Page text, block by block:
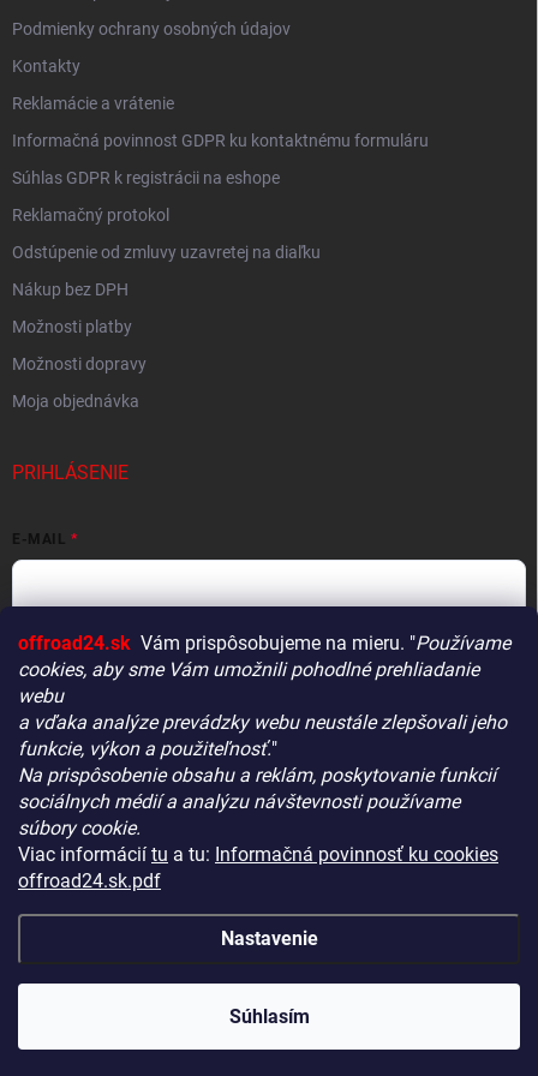
offroad24.sk Vám prispôsobujeme na mieru. "Používame
cookies, aby sme Vám umožnili pohodlné prehliadanie
webu
a vďaka analýze prevádzky webu neustále zlepšovali jeho
funkcie, výkon a použiteľnosť."
Na prispôsobenie obsahu a reklám, poskytovanie funkcií
sociálnych médií a analýzu návštevnosti používame
súbory cookie.
Viac informácií tu a tu: Informačná povinnosť ku cookies
offroad24.sk.pdf
Nastavenie
Súhlasím
Vitajte! Aby bolo hľadanie tých správnych dielov pre vaše
vozidlo čo najrýchlejšie a najpresnejšie, máme pre vás
malý tip:
Začnite výberom vášho vozidla– Týmto krokom si
zaistíte, že uvidíte len kompatibilné produkty.
filtre. Použite ich! Ušetria vám kopu času a pomôžu nájsť
presne to, čo hľadáte, behom sekúnd.
Podmienky ochrany osobných údajov
Kontakty
Reklamácie a vrátenie
Informačná povinnost GDPR ku kontaktnému formuláru
Súhlas GDPR k registrácii na eshope
Reklamačný protokol
Odstúpenie od zmluvy uzavretej na diaľku
Nákup bez DPH
Možnosti platby
Možnosti dopravy
Moja objednávka
PRIHLÁSENIE
E-MAIL
HESLO
Prihlásiť sa
Nová registráciaZabudnuté heslo
Copyright 2026OFFROAD24.sk. Všetky práva vyhradené.Upraviť
nastavenie cookies